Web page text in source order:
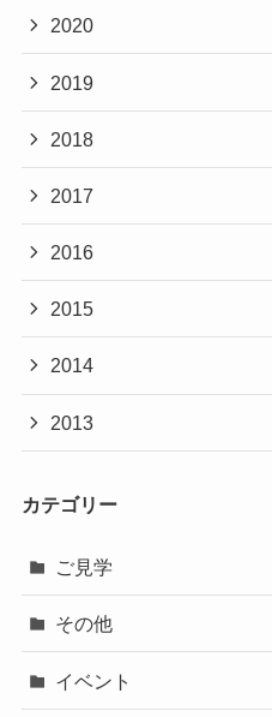
2020
2019
2018
2017
2016
2015
2014
2013
カテゴリー
ご見学
その他
イベント